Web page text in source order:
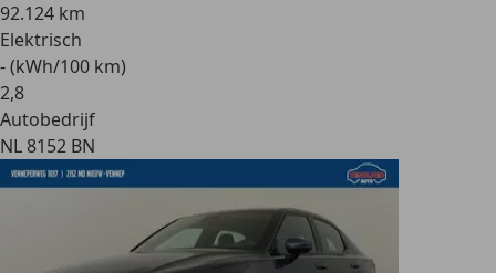
92.124 km
Elektrisch
- (kWh/100 km)
2,8
Autobedrijf
NL 8152 BN